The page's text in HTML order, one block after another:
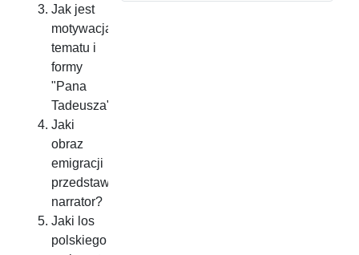
Jak jest
motywacja
tematu i
formy
"Pana
Tadeusza"?
Jaki
obraz
emigracji
przedstawia
narrator?
Jaki los
polskiego